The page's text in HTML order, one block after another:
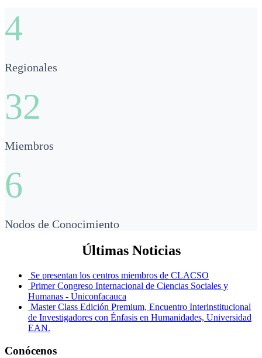
4
Regionales
32
Miembros
6
Nodos de Conocimiento
Últimas Noticias
Se presentan los centros miembros de CLACSO
Primer Congreso Internacional de Ciencias Sociales y
Humanas - Uniconfacauca
Master Class Edición Premium, Encuentro Interinstitucional
de Investigadores con Énfasis en Humanidades, Universidad
EAN.
Conócenos